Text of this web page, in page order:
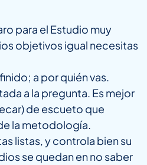
para el Estudio muy
objetivos igual necesitas
a por quién vas.
a la pregunta. Es mejor
de escueto que
la metodología.
listas, y controla bien su
se quedan en no saber